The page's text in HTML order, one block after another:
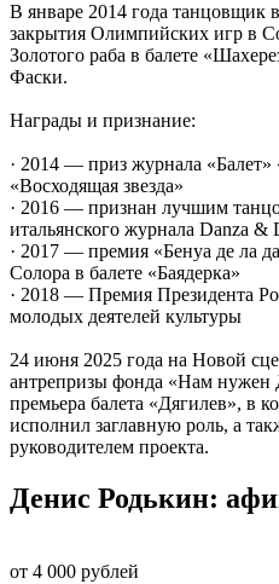
В январе 2014 года танцовщик
закрытия Олимпийских игр в
Золотого раба в балете
Фаски.
Награды и признание:
· 2014 — приз журнала
«Восходящая звезда»
· 2016 — признан лучшим
итальянского журнала Danza &
· 2017 — премия «Бенуа де ла
Солора в балете «Баядерка»
· 2018 — Премия Президента
молодых деятелей культуры
24 июня 2025 года на Новой
антрепризы фонда «Нам нужен
премьера балета «Дягилев», в
исполнил заглавную роль, а
руководителем проекта.
Денис Родькин:
от 4 000 рублей